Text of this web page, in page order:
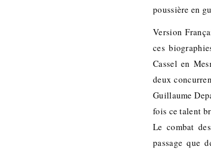
poussière en
Version
ces
Cassel en
deux
Guillaume
fois ce talent
Le combat
passage que